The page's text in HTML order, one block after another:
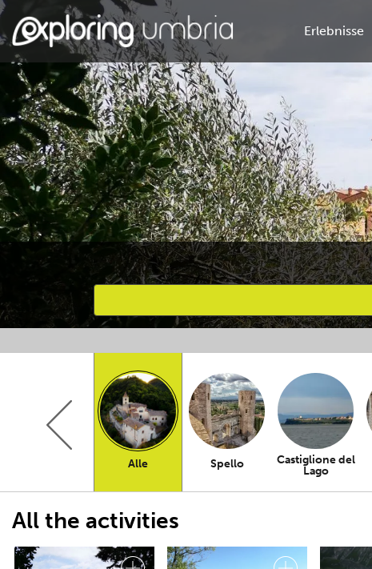
Erlebnisse
Bevorzugte Aktivitäten
Alle Spello
Castiglione del
Lago
All the activities